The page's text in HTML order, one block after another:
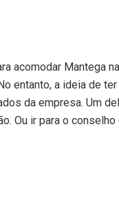
acomodar Mantega
entanto, a ideia de
da empresa. Um
Ou ir para o